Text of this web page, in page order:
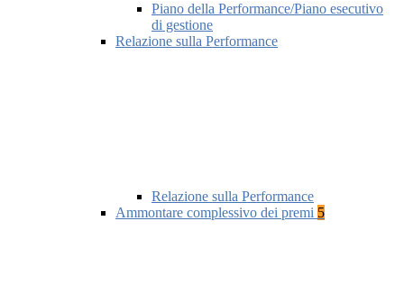
Piano della Performance/Piano esecutivo
di gestione
Relazione sulla Performance
Relazione sulla Performance
Ammontare complessivo dei premi 5